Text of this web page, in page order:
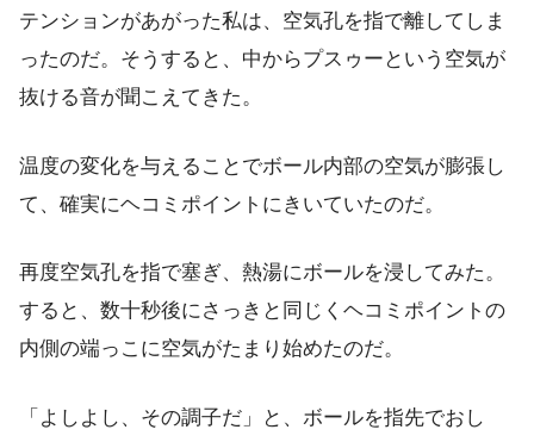
テンションがあがった私は、空気孔を指で離してしま
ったのだ。そうすると、中からプスゥーという空気が
抜ける音が聞こえてきた。
温度の変化を与えることでボール内部の空気が膨張し
て、確実にヘコミポイントにきいていたのだ。
再度空気孔を指で塞ぎ、熱湯にボールを浸してみた。
すると、数十秒後にさっきと同じくヘコミポイントの
内側の端っこに空気がたまり始めたのだ。
「よしよし、その調子だ」と、ボールを指先でおし